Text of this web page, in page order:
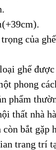
của
ghế
phong
phẩm
thất nhà
bắt gặp
trang trí